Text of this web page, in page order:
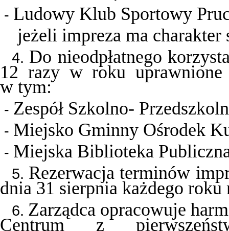
- Ludowy Klub Sportowy
jeżeli impreza ma charakter
4. Do nieodpłatnego
12 razy w roku uprawnione
w tym:
- Zespół Szkolno-
- Miejsko Gminny Ośrodek
- Miejska Biblioteka
5. Rezerwacja terminów
dnia 31 sierpnia każdego roku
6. Zarządca opracowuje
Centrum z